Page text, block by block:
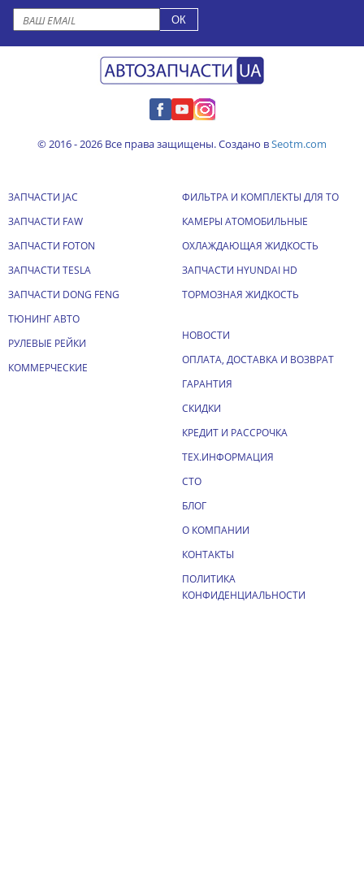
© 2016 - 2026 Все права защищены. Создано вSeotm.com
ЗАПЧАСТИ JAC
ЗАПЧАСТИ FAW
ЗАПЧАСТИ FOTON
ЗАПЧАСТИ TESLA
ЗАПЧАСТИ DONG FENG
ТЮНИНГ АВТО
РУЛЕВЫЕ РЕЙКИ
КОММЕРЧЕСКИЕ
ФИЛЬТРА И КОМПЛЕКТЫ ДЛЯ ТО
КАМЕРЫ АТОМОБИЛЬНЫЕ
ОХЛАЖДАЮЩАЯ ЖИДКОСТЬ
ЗАПЧАСТИ HYUNDAI HD
ТОРМОЗНАЯ ЖИДКОСТЬ
НОВОСТИ
ОПЛАТА, ДОСТАВКА И ВОЗВРАТ
ГАРАНТИЯ
СКИДКИ
КРЕДИТ И РАССРОЧКА
ТЕХ.ИНФОРМАЦИЯ
СТО
БЛОГ
О КОМПАНИИ
КОНТАКТЫ
ПОЛИТИКА
КОНФИДЕНЦИАЛЬНОСТИ